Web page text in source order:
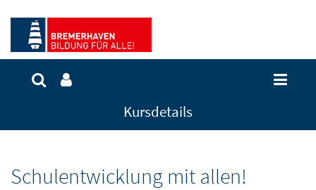
Kursdetails
Schulentwicklung mit allen!